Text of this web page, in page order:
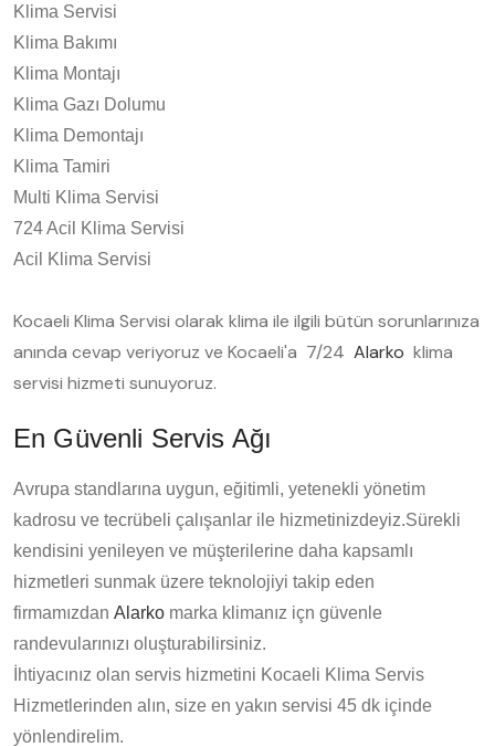
Klima Servisi
Klima Bakımı
Klima Montajı
Klima Gazı Dolumu
Klima Demontajı
Klima Tamiri
Multi Klima Servisi
724 Acil Klima Servisi
Acil Klima Servisi
Kocaeli Klima Servisi olarak klima ile ilgili bütün sorunlarınıza
anında cevap veriyoruz ve Kocaeli'a 7/24 Alarko klima
servisi hizmeti sunuyoruz.
En Güvenli Servis Ağı
Avrupa standlarına uygun, eğitimli, yetenekli yönetim
kadrosu ve tecrübeli çalışanlar ile hizmetinizdeyiz.Sürekli
kendisini yenileyen ve müşterilerine daha kapsamlı
hizmetleri sunmak üzere teknolojiyi takip eden
firmamızdan Alarko marka klimanız içn güvenle
randevularınızı oluşturabilirsiniz.
İhtiyacınız olan servis hizmetini Kocaeli Klima Servis
Hizmetlerinden alın, size en yakın servisi 45 dk içinde
yönlendirelim.